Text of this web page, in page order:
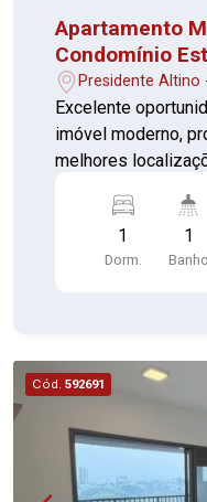
Apartamento
Condomínio
Presidente Altino
Excelente
imóvel moderno,
melhores
acabamento, além
da Estação
ao transporte
sala com
espaço elegante,
para o pôr do sol. Características do imóvel: 1
dormitório Sala
banheiro Varanda
1
Dorm.
1
Banho
Cód. 592691